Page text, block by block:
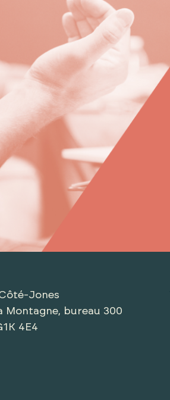
Jones
Montagne, bureau 300
4E4